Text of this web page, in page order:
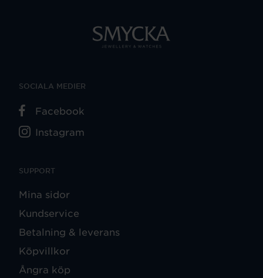
SUPPORT
Mina sidor
Kundservice
Betalning & leverans
Köpvillkor
Ångra köp
SOCIALA MEDIER
Facebook
Instagram